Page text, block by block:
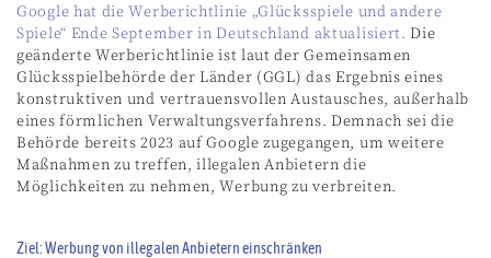
Google hat die Werberichtlinie „Glücksspiele und andere
Spiele“ Ende September in Deutschland aktualisiert. Die
geänderte Werberichtlinie ist laut der Gemeinsamen
Glücksspielbehörde der Länder (GGL) das Ergebnis eines
konstruktiven und vertrauensvollen Austausches, außerhalb
eines förmlichen Verwaltungsverfahrens. Demnach sei die
Behörde bereits 2023 auf Google zugegangen, um weitere
Maßnahmen zu treffen, illegalen Anbietern die
Möglichkeiten zu nehmen, Werbung zu verbreiten.
Ziel: Werbung von illegalen Anbietern einschränken